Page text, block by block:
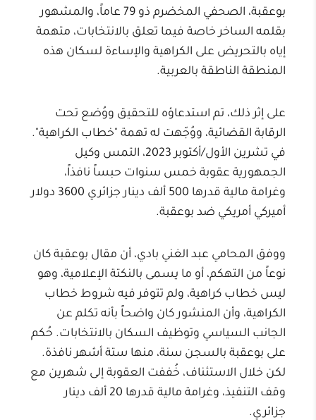
بوعقبة، الصحفي المخضرم ذو 79 عاماً، والمشهور
بقلمه الساخر خاصة فيما تعلق بالانتخابات، متهمة
إياه بالتحريض على الكراهية والإساءة لسكان هذه
المنطقة الناطقة بالعربية.
على إثر ذلك، تم استدعاؤه للتحقيق ووُضع تحت
الرقابة القضائية، ووُجّهت له تهمة "خطاب الكراهية".
في تشرين الأول/أكتوبر 2023، التمس وكيل
الجمهورية عقوبة خمس سنوات حبساً نافذاً،
وغرامة مالية قدرها 500 ألف دينار جزائري 3600 دولار
أميركي أمريكي ضد بوعقبة.
ووفق المحامي عبد الغني بادي، أن مقال بوعقبة كان
نوعاً من التهكم، أو ما يسمى بالنكتة الإعلامية، وهو
ليس خطاب كراهية، ولم تتوفر فيه شروط خطاب
الكراهية، وأن المنشور كان واضحاً بأنه تكلم عن
الجانب السياسي وتوظيف السكان بالانتخابات. حُكم
على بوعقبة بالسجن سنة، منها ستة أشهر نافذة.
لكن خلال الاستئناف، خُففت العقوبة إلى شهرين مع
وقف التنفيذ، وغرامة مالية قدرها 20 ألف دينار
جزائري.